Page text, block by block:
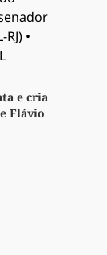
e cria
Flávio